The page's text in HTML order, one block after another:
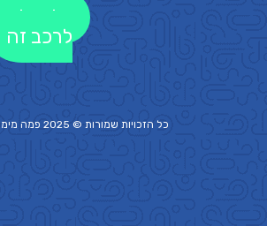
לקבלת
לרכב זה
כל הזכויות שמורות © 2025 פמה